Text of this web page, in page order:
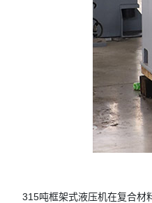
315吨框架式液压机在复合材